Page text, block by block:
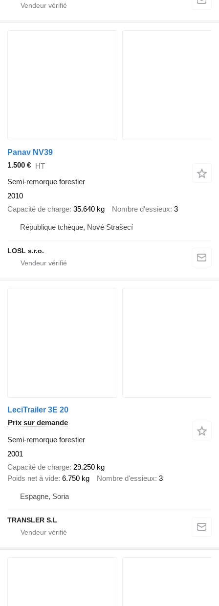
Panav NV39
1.500 € HT
Semi-remorque forestier
2010
Capacité de charge 35.640 kg Nombre d'essieux 3
République tchèque, Nové Strašecí
LOSL s.r.o.
LeciTrailer 3E 20
Prix sur demande
Semi-remorque forestier
2001
Capacité de charge 29.250 kg
Poids net à vide 6.750 kg Nombre d'essieux 3
Espagne, Soria
TRANSLER S.L